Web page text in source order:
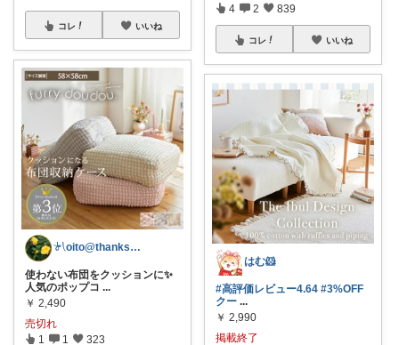
コレ いいね
𓍯oito@thanks ꕮ…
使わない布団をクッションに✨
人気のポップコ ...
￥ 2,490
売切れ
1 1 323
4 2 839
コレ いいね
はむ🐹
#高評価レビュー4.64 #3%OFF
クー ...
￥ 2,990
掲載終了